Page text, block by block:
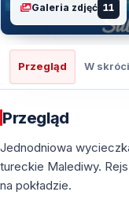
Galeria zdjęć 11
Przegląd W
Przegląd
Jednodniowa
tureckie Malediwy.
na pokładzie.